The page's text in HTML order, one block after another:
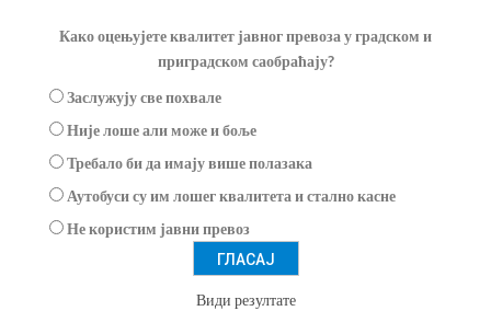
Како оцењујете квалитет јавног превоза у градском и
приградском саобраћају?
Заслужују све похвале
Није лоше али може и боље
Требало би да имају више полазака
Аутобуси су им лошег квалитета и стално касне
Не користим јавни превоз
Види резултате